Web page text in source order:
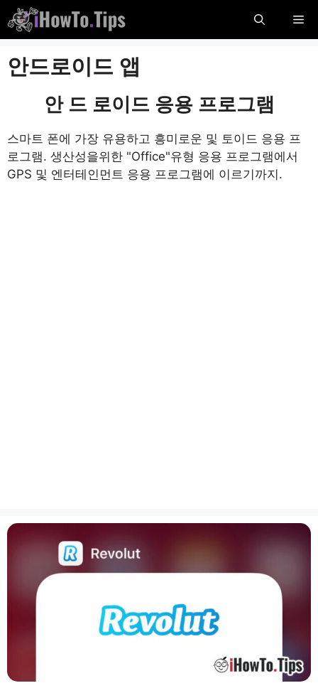
텐
츠
로
다
메
안드로이드 앱
안 드 로이드 응용 프로그램
스마트 폰에 가장 유용하고 흥미로운 및 토이드 응용 프
로그램. 생산성을위한 "Office"유형 응용 프로그램에서
GPS 및 엔터테인먼트 응용 프로그램에 이르기까지.